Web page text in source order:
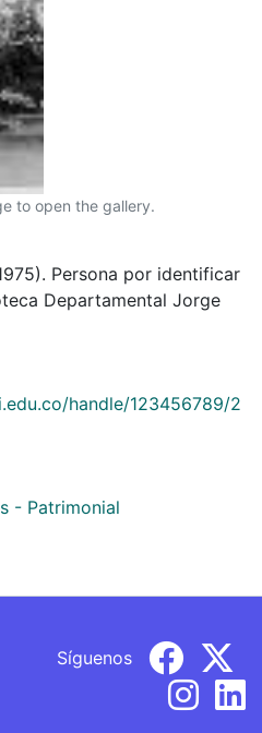
to open the gallery.
Persona por identificar
Departamental Jorge
handle/123456789/2
- Patrimonial
Síguenos